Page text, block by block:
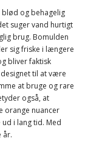
og behagelig
suger vand hurtigt
brug. Bomulden
sig friske i længere
bliver faktisk
til at være
at bruge og rare
også, at
orange nuancer
i lang tid. Med
år.